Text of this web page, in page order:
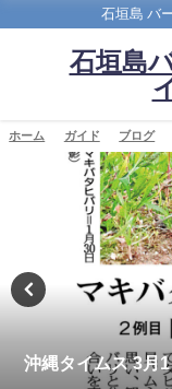
石垣島 バ
石垣島
ホーム ガイド ブログ
BIRDER 2025年
紙、カンムリワシ